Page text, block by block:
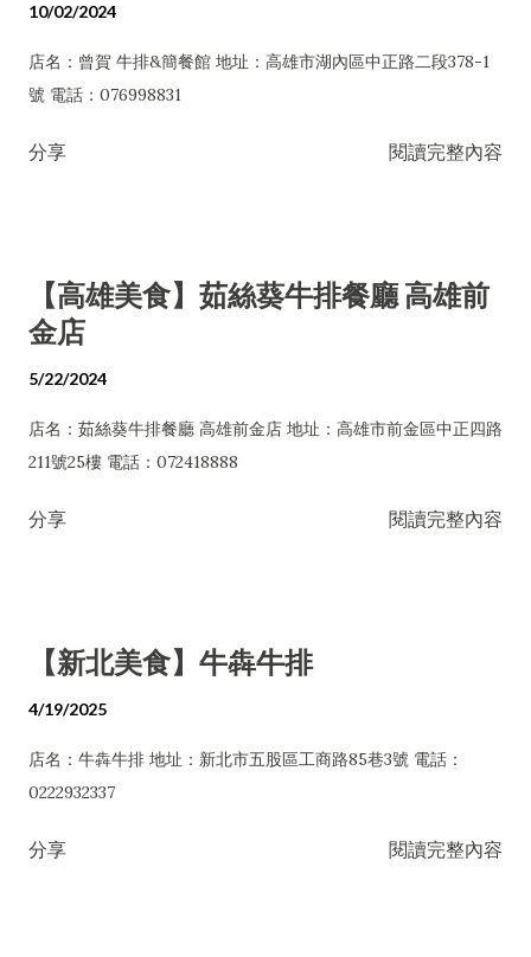
10/02/2024
店名：曾賀 牛排&簡餐館 地址：高雄市湖內區中正路二段378-1
號 電話：076998831
分享 閱讀完整內容
【高雄美食】茹絲葵牛排餐廳 高雄前
金店
5/22/2024
店名：茹絲葵牛排餐廳 高雄前金店 地址：高雄市前金區中正四路
211號25樓 電話：072418888
分享 閱讀完整內容
【新北美食】牛犇牛排
4/19/2025
店名：牛犇牛排 地址：新北市五股區工商路85巷3號 電話：
0222932337
分享 閱讀完整內容